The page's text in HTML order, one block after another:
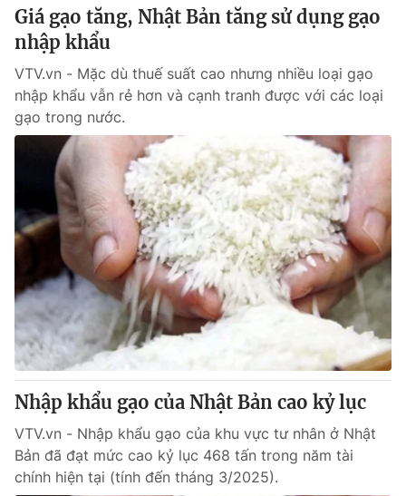
Giá gạo tăng, Nhật Bản tăng sử dụng gạo
nhập khẩu
VTV.vn - Mặc dù thuế suất cao nhưng nhiều loại gạo
nhập khẩu vẫn rẻ hơn và cạnh tranh được với các loại
gạo trong nước.
Nhập khẩu gạo của Nhật Bản cao kỷ lục
VTV.vn - Nhập khẩu gạo của khu vực tư nhân ở Nhật
Bản đã đạt mức cao kỷ lục 468 tấn trong năm tài
chính hiện tại (tính đến tháng 3/2025).